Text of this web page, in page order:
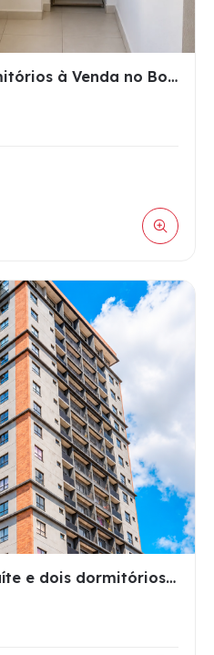
Apartamento 2 Dormitórios à Venda no Bom Pastor, Chapecó SC …
Apartamento com suíte e dois dormitórios à venda no São Cris…